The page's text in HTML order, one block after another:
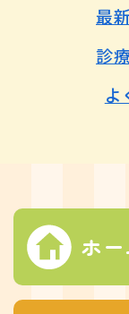
最
診
よ
ホ